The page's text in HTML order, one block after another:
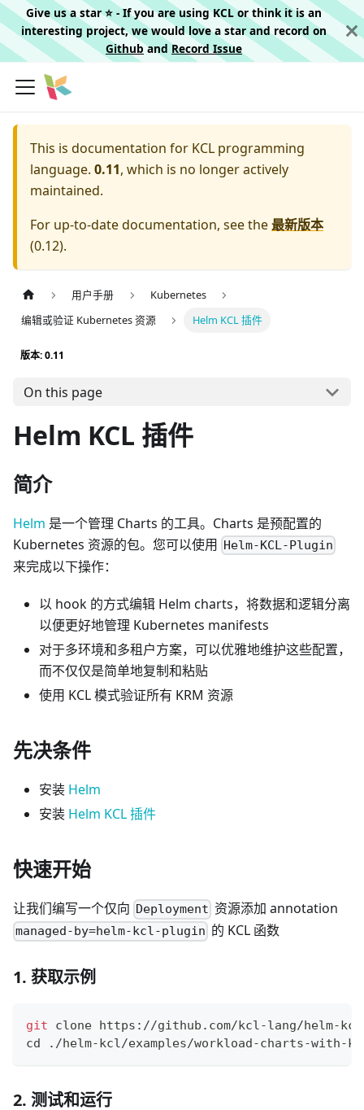
Give us a star ⭐️ - If you are using KCL or think it is an
interesting project, we would love a star and record on
Githuband Record Issue
This is documentation for KCL programming
language. 0.11, which is no longer actively
maintained.
For up-to-date documentation, see the最新版本
(0.12).
用户手册
Kubernetes
编辑或验证 Kubernetes 资源
Helm KCL 插件
版本: 0.11
On this page
Helm KCL 插件
简介
Helm 是一个管理 Charts 的工具。Charts 是预配置的
Kubernetes 资源的包。您可以使用 Helm-KCL-Plugin
来完成以下操作：
以 hook 的方式编辑 Helm charts，将数据和逻辑分离
以便更好地管理 Kubernetes manifests
对于多环境和多租户方案，可以优雅地维护这些配置，
而不仅仅是简单地复制和粘贴
使用 KCL 模式验证所有 KRM 资源
先决条件
安装 Helm
安装 Helm KCL 插件
快速开始
让我们编写一个仅向 Deployment 资源添加 annotation
managed-by=helm-kcl-plugin 的 KCL 函数
1. 获取示例
git clone https://github.com/kcl-lang/helm-
cd ./helm-kcl/examples/workload-charts-with-
2. 测试和运行